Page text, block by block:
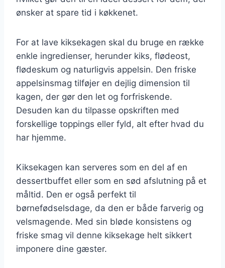
ønsker at spare tid i køkkenet.
For at lave kiksekagen skal du bruge en række
enkle ingredienser, herunder kiks, flødeost,
flødeskum og naturligvis appelsin. Den friske
appelsinsmag tilføjer en dejlig dimension til
kagen, der gør den let og forfriskende.
Desuden kan du tilpasse opskriften med
forskellige toppings eller fyld, alt efter hvad du
har hjemme.
Kiksekagen kan serveres som en del af en
dessertbuffet eller som en sød afslutning på et
måltid. Den er også perfekt til
børnefødselsdage, da den er både farverig og
velsmagende. Med sin bløde konsistens og
friske smag vil denne kiksekage helt sikkert
imponere dine gæster.